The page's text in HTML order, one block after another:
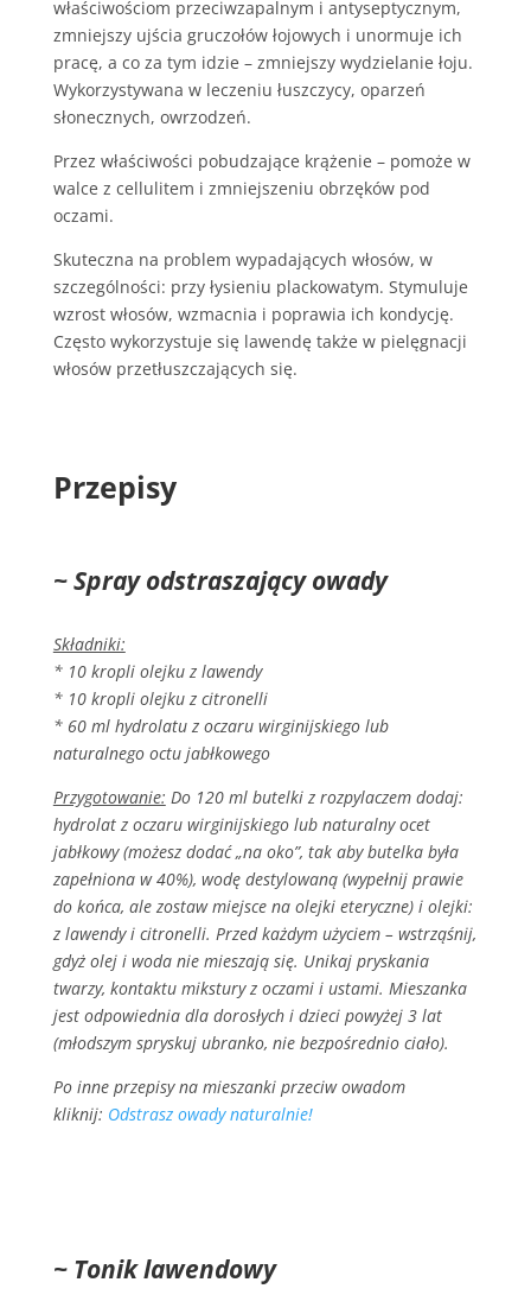
właściwościom przeciwzapalnym i antyseptycznym,
zmniejszy ujścia gruczołów łojowych i unormuje ich
pracę, a co za tym idzie – zmniejszy wydzielanie łoju.
Wykorzystywana w leczeniu łuszczycy, oparzeń
słonecznych, owrzodzeń.
Przez właściwości pobudzające krążenie – pomoże w
walce z cellulitem i zmniejszeniu obrzęków pod
oczami.
Skuteczna na problem wypadających włosów, w
szczególności: przy łysieniu plackowatym. Stymuluje
wzrost włosów, wzmacnia i poprawia ich kondycję.
Często wykorzystuje się lawendę także w pielęgnacji
włosów przetłuszczających się.
Przepisy
~ Spray odstraszający owady
Składniki:
* 10 kropli olejku z lawendy
* 10 kropli olejku z citronelli
* 60 ml hydrolatu z oczaru wirginijskiego lub
naturalnego octu jabłkowego
Przygotowanie: Do 120 ml butelki z rozpylaczem dodaj:
hydrolat z oczaru wirginijskiego lub naturalny ocet
jabłkowy (możesz dodać „na oko”, tak aby butelka była
zapełniona w 40%), wodę destylowaną (wypełnij prawie
do końca, ale zostaw miejsce na olejki eteryczne) i olejki:
z lawendy i citronelli. Przed każdym użyciem – wstrząśnij,
gdyż olej i woda nie mieszają się. Unikaj pryskania
twarzy, kontaktu mikstury z oczami i ustami. Mieszanka
jest odpowiednia dla dorosłych i dzieci powyżej 3 lat
(młodszym spryskuj ubranko, nie bezpośrednio ciało).
Po inne przepisy na mieszanki przeciw owadom
kliknij: Odstrasz owady naturalnie!
~ Tonik lawendowy